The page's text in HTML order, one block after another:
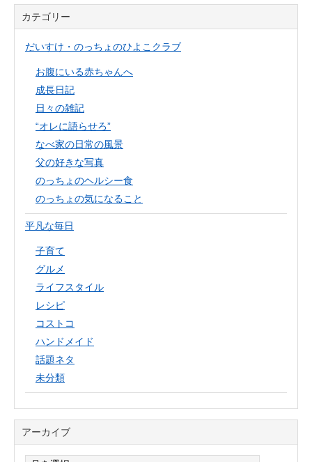
カテゴリー
だいすけ・のっちょのひよこクラブ
お腹にいる赤ちゃんへ
成長日記
日々の雑記
“オレに語らせろ”
なべ家の日常の風景
父の好きな写真
のっちょのヘルシー食
のっちょの気になること
平凡な毎日
子育て
グルメ
ライフスタイル
レシピ
コストコ
ハンドメイド
話題ネタ
未分類
アーカイブ